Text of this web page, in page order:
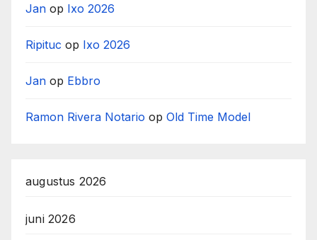
Jan op Ixo 2026
Ripituc op Ixo 2026
Jan op Ebbro
Ramon Rivera Notario op Old Time Model
augustus 2026
juni 2026